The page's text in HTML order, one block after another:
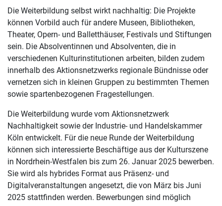
Die Weiterbildung selbst wirkt nachhaltig: Die Projekte
können Vorbild auch für andere Museen, Bibliotheken,
Theater, Opern- und Balletthäuser, Festivals und Stiftungen
sein. Die Absolventinnen und Absolventen, die in
verschiedenen Kulturinstitutionen arbeiten, bilden zudem
innerhalb des Aktionsnetzwerks regionale Bündnisse oder
vernetzen sich in kleinen Gruppen zu bestimmten Themen
sowie spartenbezogenen Fragestellungen.
Die Weiterbildung wurde vom Aktionsnetzwerk
Nachhaltigkeit sowie der Industrie- und Handelskammer
Köln entwickelt. Für die neue Runde der Weiterbildung
können sich interessierte Beschäftige aus der Kulturszene
in Nordrhein-Westfalen bis zum 26. Januar 2025 bewerben.
Sie wird als hybrides Format aus Präsenz- und
Digitalveranstaltungen angesetzt, die von März bis Juni
2025 stattfinden werden. Bewerbungen sind möglich